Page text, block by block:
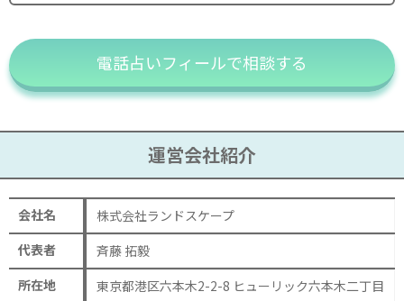
電話占いフィールで相談する
運営会社紹介
会社名
株式会社ランドスケープ
代表者
斉藤 拓毅
所在地
東京都港区六本木2-2-8 ヒューリック六本木二丁目